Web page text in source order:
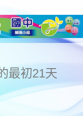
最初21天